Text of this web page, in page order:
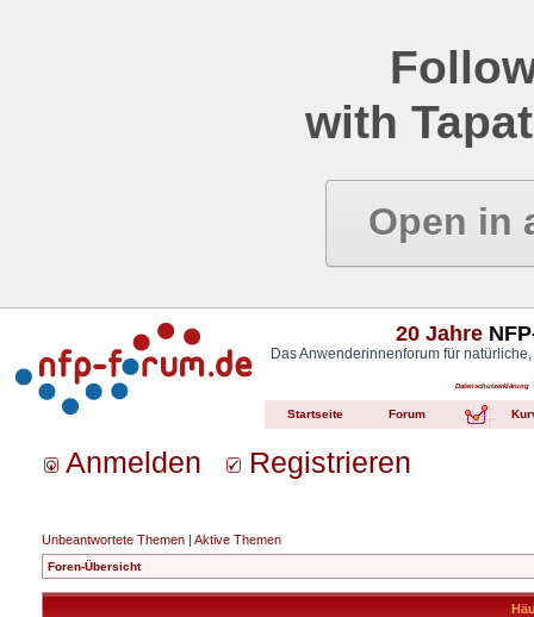
with
Open in
20 Jahre
Das Anwenderinnenforum für
Datenschutzerklärung
Startseite Forum
Anmelden Registrieren
Unbeantwortete Themen | Aktive Themen
Foren-Übersicht